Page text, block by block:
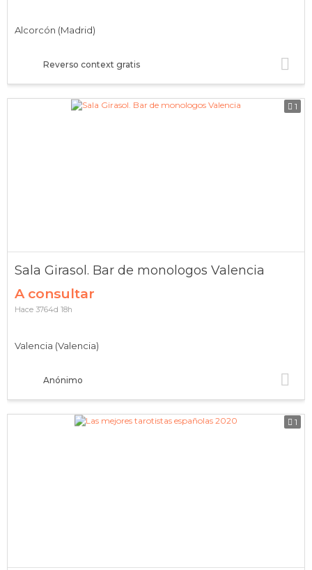
Reverso context gratis
Alcorcón (Madrid)
1
Sala Girasol. Bar de monologos Valencia
A consultar
Anónimo
Valencia (Valencia)
Hace 3764d 18h
1